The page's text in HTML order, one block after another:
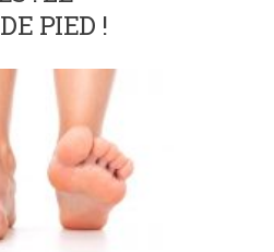
PIED !